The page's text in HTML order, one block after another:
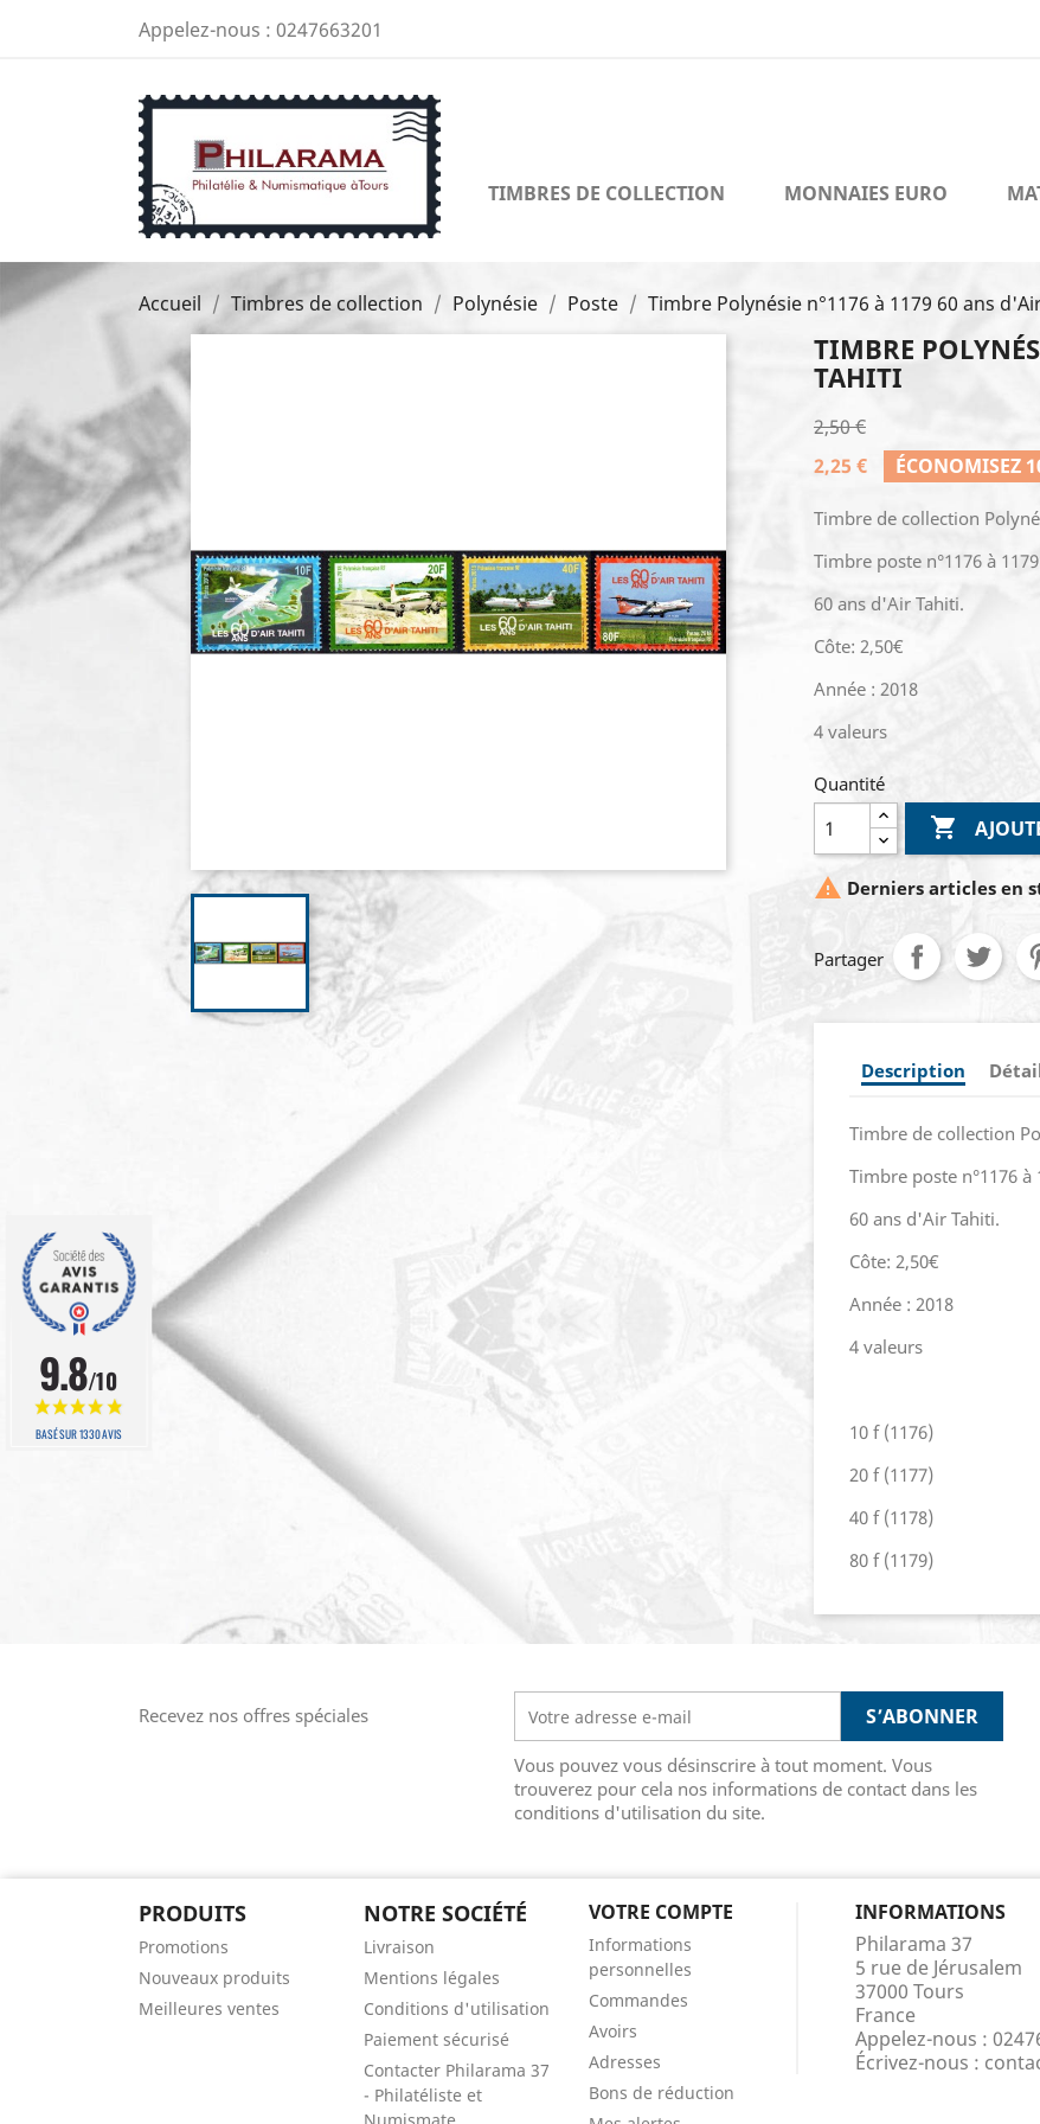
Appelez-nous : 0247663201
TIMBRES DE COLLECTION MONNAIES EURO
Accueil Timbres de collection Polynésie Poste Timbre Polynésie n°1176 à 1179 60 ans
TIMBRE
TAHITI
2,50 €
2,25 €
ÉCONOMISEZ
Timbre de collection
Timbre poste n°1176 à
60 ans d'Air Tahiti.
Côte: 2,50€
Année : 2018
4 valeurs
Quantité

 Derniers articles en
Partager
Description
Timbre de collection
Timbre poste n°1176
60 ans d'Air Tahiti.
Côte: 2,50€
Année : 2018
4 valeurs
10 f (1176)
20 f (1177)
40 f (1178)
80 f (1179)
Recevez nos offres spéciales
Vous pouvez vous désinscrire à tout moment. Vous
trouverez pour cela nos informations de contact dans les
conditions d'utilisation du site.
PRODUITS
Promotions
Nouveaux produits
Meilleures ventes
NOTRE SOCIÉTÉ
Livraison
Mentions légales
Conditions d'utilisation
Paiement sécurisé
Contacter Philarama 37
- Philatéliste et
VOTRE COMPTE
Informations
personnelles
Commandes
Avoirs
Adresses
Bons de réduction
INFORMATIONS
Philarama 37
5 rue de Jérusalem
37000 Tours
France
Appelez-nous :
Écrivez-nous :
9.8/10
BASÉ SUR 1330 AVIS